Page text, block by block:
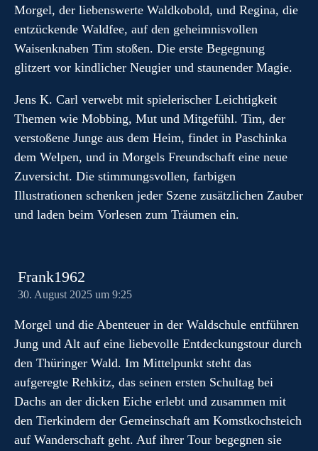
Morgel, der liebenswerte Waldkobold, und Regina, die
entzückende Waldfee, auf den geheimnisvollen
Waisenknaben Tim stoßen. Die erste Begegnung
glitzert vor kindlicher Neugier und staunender Magie.
Jens K. Carl verwebt mit spielerischer Leichtigkeit
Themen wie Mobbing, Mut und Mitgefühl. Tim, der
verstoßene Junge aus dem Heim, findet in Paschinka
dem Welpen, und in Morgels Freundschaft eine neue
Zuversicht. Die stimmungsvollen, farbigen
Illustrationen schenken jeder Szene zusätzlichen Zauber
und laden beim Vorlesen zum Träumen ein.
Frank1962
30. August 2025 um 9:25
Morgel und die Abenteuer in der Waldschule entführen
Jung und Alt auf eine liebevolle Entdeckungstour durch
den Thüringer Wald. Im Mittelpunkt steht das
aufgeregte Rehkitz, das seinen ersten Schultag bei
Dachs an der dicken Eiche erlebt und zusammen mit
den Tierkindern der Gemeinschaft am Komstkochsteich
auf Wanderschaft geht. Auf ihrer Tour begegnen sie